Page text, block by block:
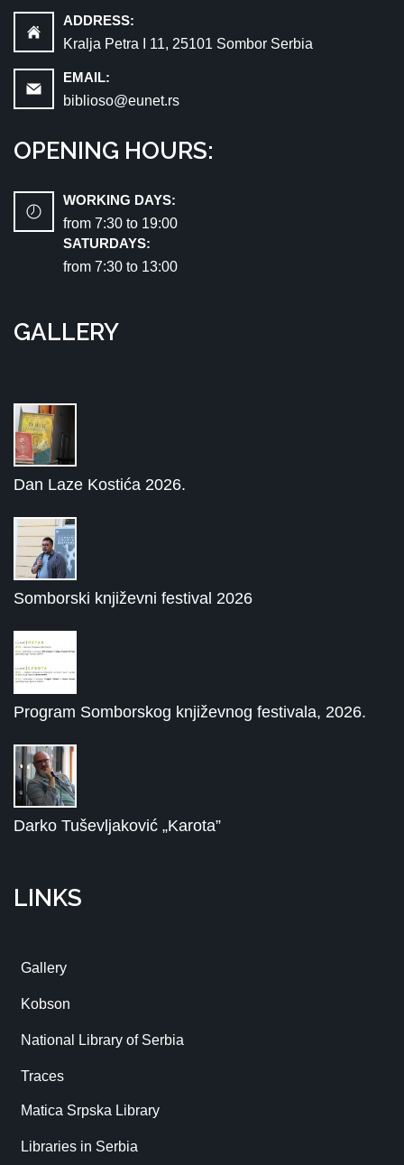
ADDRESS:
Kralja Petra I 11, 25101 Sombor Serbia
EMAIL:
biblioso@eunet.rs
OPENING HOURS:
WORKING DAYS:
from 7:30 tо 19:00
SATURDAYS:
from 7:30 tо 13:00
GALLERY
Dan Laze Kostića 2026.
Somborski književni festival 2026
Program Somborskog književnog festivala, 2026.
Darko Tuševljaković „Karota”
LINKS
Gallery
Kobson
National Library of Serbia
Traces
Matica Srpska Library
Libraries in Serbia